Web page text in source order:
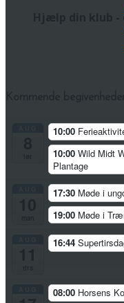
Hjælp din klub
10:00
10:00 Wild Midt
Plantage
17:30 Møde i
19:00 Møde i
16:44
08:00 Horsens